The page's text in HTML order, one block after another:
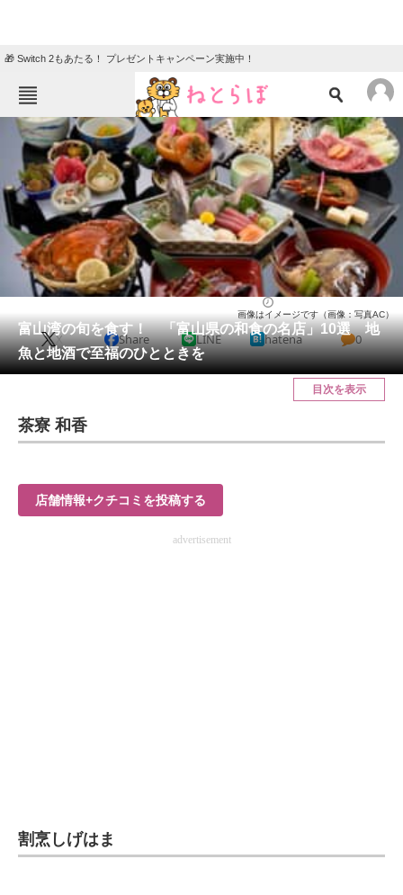
🎁 Switch 2もあたる！ プレゼントキャンペーン実施中！
ねとらぼメニュー
TOP ニュース
エンタメ クイズ
グルメ 地域
住まい 教育・育児
動物 リサーチ
会員記事
メディア
ITの今と未来を見通す
進化するPCとデバイスの未来
企業向けIT製品の総合サイト
富山湾の旬を食す！ 「富山県の和食の名店」10選 地
魚と地酒で至福のひとときを
画像はイメージです（画像：写真AC）
X Share LINE hatena 0
目次を表示
茶寮 和香
店舗情報+クチコミを投稿する
advertisement
割烹しげはま